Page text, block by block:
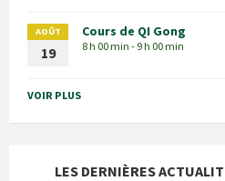
AOÛT
19
Cours de QI Gong
8 h 00 min - 9 h 00 min
VOIR PLUS
LES DERNIÈRES